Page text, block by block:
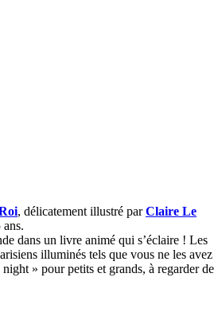
, délicatement illustré parClaire Le
dans un livre animé qui s’éclaire ! Les
illuminés tels que vous ne les avez
» pour petits et grands, à regarder de